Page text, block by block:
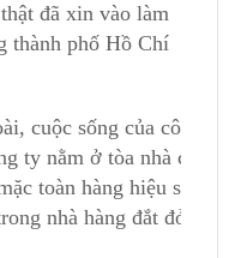
đã xin vào làm
thành phố Hồ Chí
cuộc sống của cô ấy
ty nằm ở tòa nhà cao
toàn hàng hiệu sang
nhà hàng đắt đỏ...